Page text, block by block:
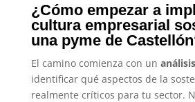
¿Cómo empezar a
cultura empresarial
una pyme de
El camino comienza con un
identificar qué aspectos de la
realmente críticos para tu sector.